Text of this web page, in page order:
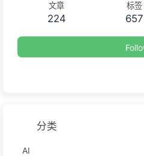
文章
224
标签
657
分类
AI